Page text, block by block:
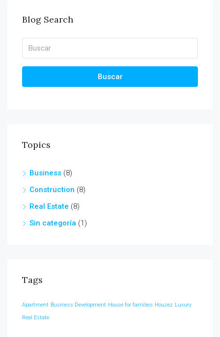
Blog Search
Buscar
Topics
Business (8)
Construction (8)
Real Estate (8)
Sin categoría (1)
Tags
Apartment Business Development House for families Houzez Luxury
Real Estate